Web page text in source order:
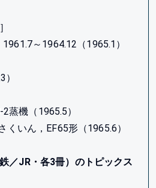
～1964.12（1965.1）
機（1965.5）
いん，EF65形（1965.6）
／JR・各3冊）のトピックス